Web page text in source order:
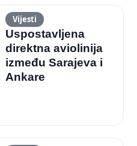
Vijesti
Uspostavljena
direktna aviolinija
između Sarajeva i
Ankare